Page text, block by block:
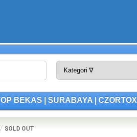
BEKAS | SURABAYA | CZORTOX
SOLD OUT